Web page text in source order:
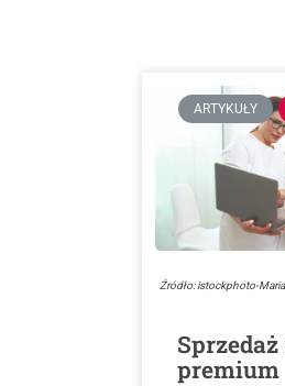
ARTYKUŁY
Źródło: istockphoto-
premium